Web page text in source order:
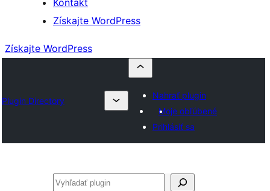
Kontakt
Získajte WordPress
Získajte WordPress
Plugin Directory
Nahrať plugin
Moje obľúbené
Prihlásiť sa
Hľadať